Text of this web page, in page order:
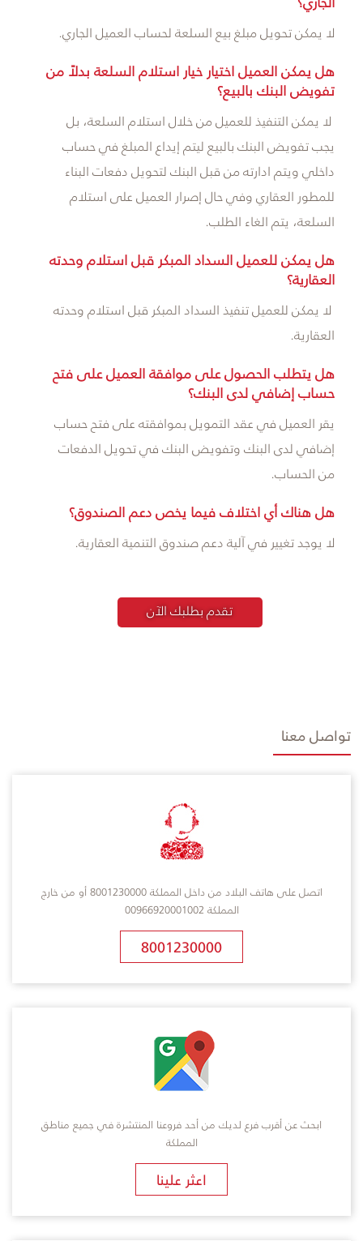
لا يمكن تحويل مبلغ بيع السلعة لحساب العميل الجاري.
هل يمكن العميل اختيار خيار استلام السلعة بدلاً من
تفويض البنك بالبيع؟
لا يمكن التنفيذ للعميل من خلال استلام السلعة، بل
يجب تفويض البنك بالبيع ليتم إيداع المبلغ في حساب
داخلي ويتم ادارته من قبل البنك لتحويل دفعات البناء
للمطور العقاري وفي حال إصرار العميل على استلام
السلعة، يتم الغاء الطلب.
هل يمكن للعميل السداد المبكر قبل استلام وحدته
العقارية؟
لا يمكن للعميل تنفيذ السداد المبكر قبل استلام وحدته
العقارية.
هل يتطلب الحصول على موافقة العميل على فتح
حساب إضافي لدى البنك؟
يقر العميل في عقد التمويل بموافقته على فتح حساب
إضافي لدى البنك وتفويض البنك في تحويل الدفعات
من الحساب.
هل هناك أي اختلاف فيما يخص دعم الصندوق؟
لا يوجد تغيير في آلية دعم صندوق التنمية العقارية.
تقدم بطلبك الآن
تواصل معنا
اتصل على هاتف البلاد من داخل المملكة 8001230000 أو من خارج
المملكة 00966920001002
8001230000
ابحث عن أقرب فرع لديك من أحد فروعنا المنتشرة في جميع مناطق
المملكة
​اعثر علينا